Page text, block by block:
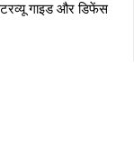
गाइड और डिफेंस